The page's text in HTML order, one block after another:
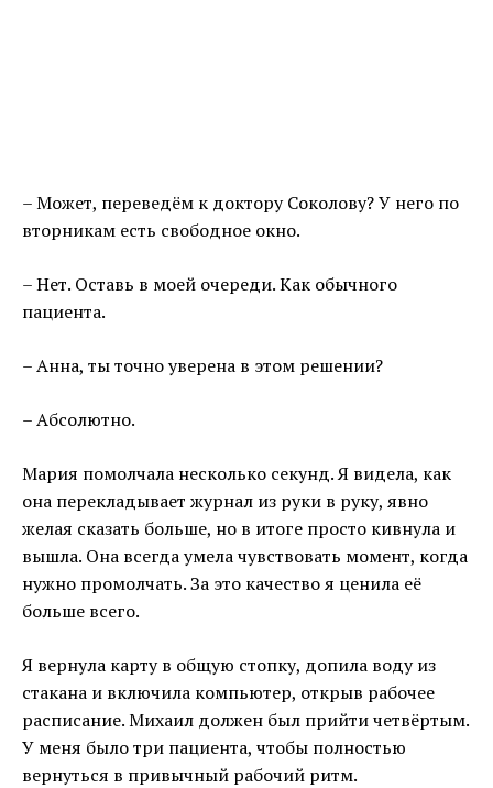
– Может, переведём к доктору Соколову? У него по
вторникам есть свободное окно.
– Нет. Оставь в моей очереди. Как обычного
пациента.
– Анна, ты точно уверена в этом решении?
– Абсолютно.
Мария помолчала несколько секунд. Я видела, как
она перекладывает журнал из руки в руку, явно
желая сказать больше, но в итоге просто кивнула и
вышла. Она всегда умела чувствовать момент, когда
нужно промолчать. За это качество я ценила её
больше всего.
Я вернула карту в общую стопку, допила воду из
стакана и включила компьютер, открыв рабочее
расписание. Михаил должен был прийти четвёртым.
У меня было три пациента, чтобы полностью
вернуться в привычный рабочий ритм.